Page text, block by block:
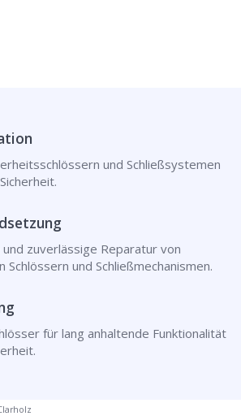
und Schließsystemen
und zuverlässige Reparatur von
Schlössern und Schließmechanismen.
für lang anhaltende Funktionalität